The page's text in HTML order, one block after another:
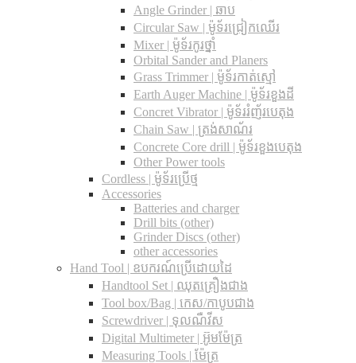
Angle Grinder | ឆាប
Circular Saw​ | ម៉ូទ័រជ្រៀកឈើរ
Mixer | ម៉ូទ័រកូរថ្នាំ
Orbital Sander and Planers
Grass Trimmer | ម៉ូទ័រកាត់ស្មៅ
Earth Auger Machine | ម៉ូទ័រខួងដី
Concret Vibrator | ម៉ូទ័ររំញ័របេតុង
Chain Saw | ត្រង់សាណ័រ
Concrete Core drill | ម៉ូទ័រខួងបេតុង
Other Power tools
Cordless​ | ម៉ូទ័រប្រើថ្ម
Accessories
Batteries and charger
Drill bits (other)
Grinder Discs (other)
other accessories
Hand Tool | ឧបករណ៍ប្រើដោយដៃ
Handtool Set | ឈុតគ្រឿងជាង
Tool box/Bag | កេស/កាបូបជាង
Screwdriver | ទុលណឺវីស
Digital Multimeter | អ៊ូមម៉ែត្រ
Measuring Tools | ម៉ែត្រ